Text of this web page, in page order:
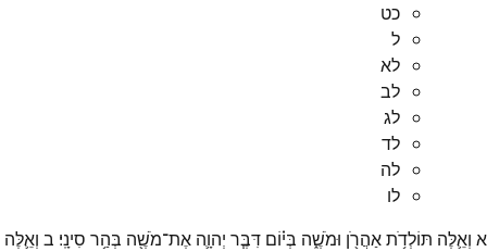
כט
ל
לא
לב
לג
לד
לה
לו
א וְאֵ֛לֶּה תּוֹלְדֹ֥תאַהֲרֹ֖ן וּמֹשֶׁ֑ה בְּי֗וֹם דִּבֶּ֧ר יְהוָ֛ה אֶת־מֹשֶׁ֖ה בְּהַ֥ר סִינָֽי׃ ב וְאֵ֛לֶּה